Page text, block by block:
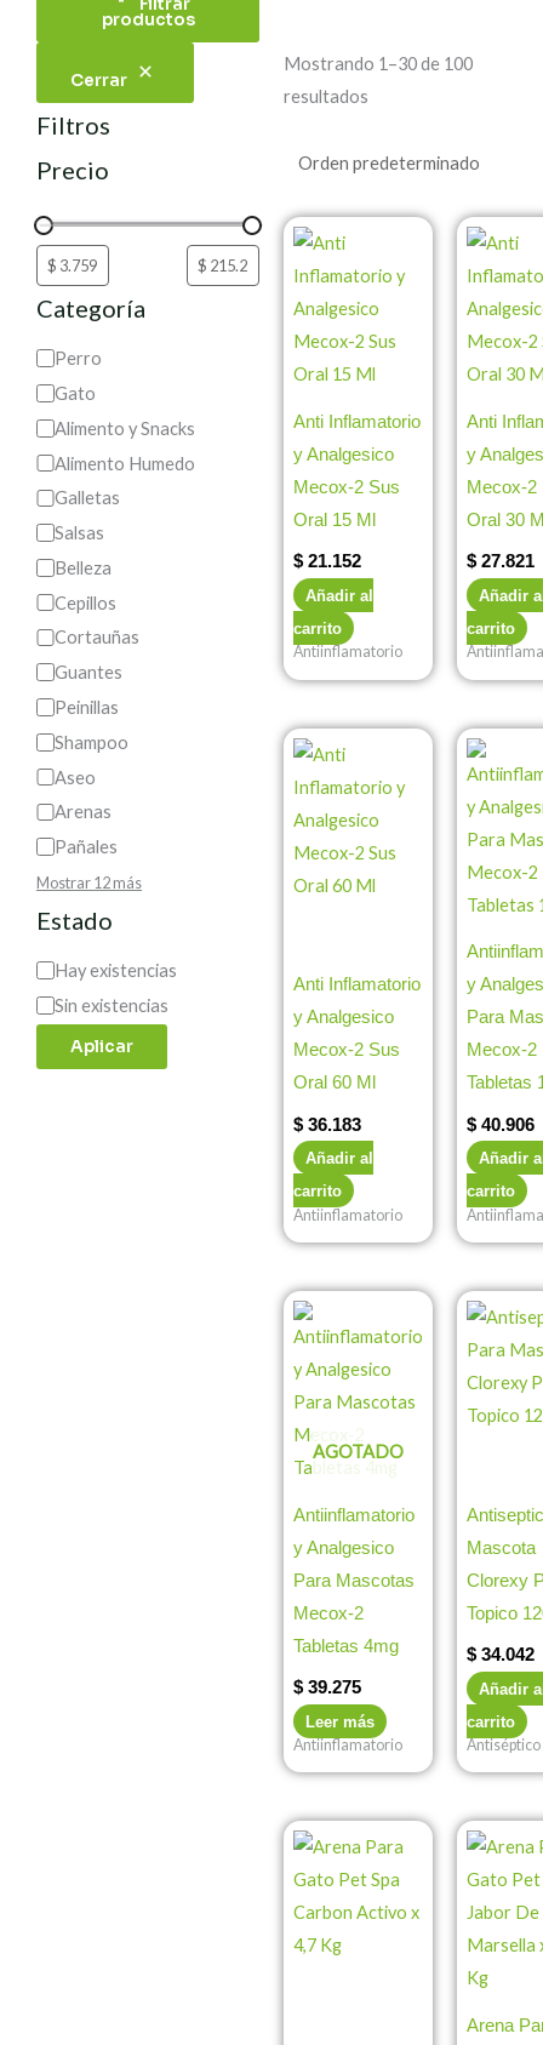
Filtrar
productos
Cerrar
Filtros
Precio
Categoría
Perro
Gato
Alimento y Snacks
Alimento Humedo
Galletas
Salsas
Belleza
Cepillos
Cortauñas
Guantes
Peinillas
Shampoo
Aseo
Arenas
Pañales
Mostrar 12 más
Estado
Hay existencias
Sin existencias
Aplicar
Mostrando 1–30 de 100
resultados
Anti Inflamatorio
y Analgesico
Mecox-2 Sus
Oral 15 Ml
$ 21.152
Añadir al
carrito
Antiinflamatorio
Anti
y
Mecox-2
Oral 30
$ 27.821
Añadir
carrito
Anti Inflamatorio
y Analgesico
Mecox-2 Sus
Oral 60 Ml
$ 36.183
Añadir al
carrito
Antiinflamatorio
y
Para
Mecox-2
Tabletas
$ 40.906
Añadir
carrito
AGOTADO
Antiinflamatorio
y Analgesico
Para Mascotas
Mecox-2
Tabletas 4mg
$ 39.275
Leer más
Antiinflamatorio
Mascota
Clorexy
Topico
$ 34.042
Añadir
carrito
Antiséptico
Arena